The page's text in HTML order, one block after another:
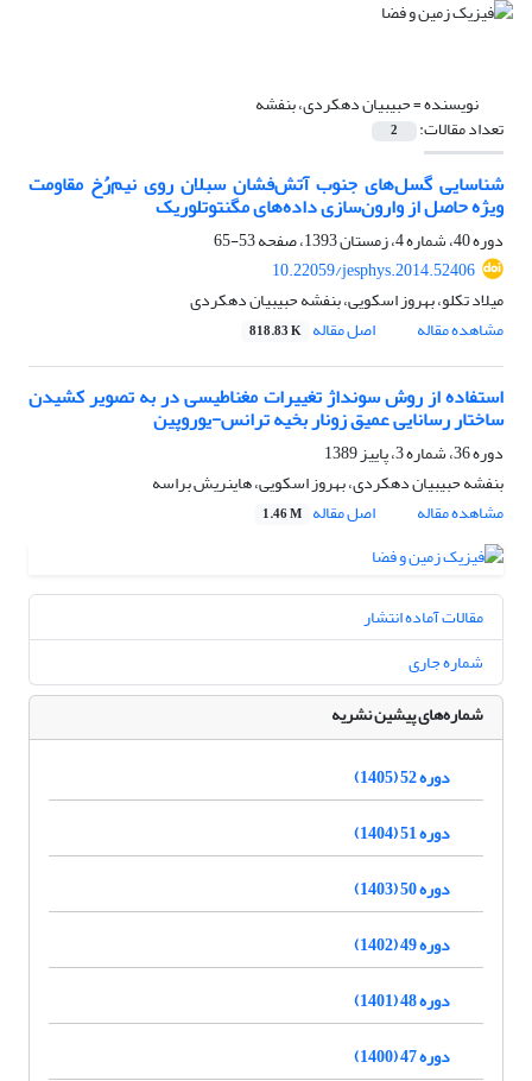
نویسنده =حبیبیان دهکردی، بنفشه
تعداد مقالات: 2
شناسایی گسل‌های جنوب آتش‌فشان سبلان روی نیم‌رُخ مقاومت
ویژه حاصل از وارون‌سازی داده‌‌‌‌های مگنتوتلوریک
دوره 40، شماره 4، زمستان 1393، صفحه
53-65
10.22059/jesphys.2014.52406
میلاد تکلو، بهروز اسکویی، بنفشه حبیبیان دهکردی
مشاهده مقاله
اصل مقاله 818.83 K
استفاده از روش سونداژ تغییرات مغناطیسی در به تصویر کشیدن
ساختار رسانایی عمیق زونار بخیه ترانس-یوروپین
دوره 36، شماره 3، پاییز 1389
بنفشه حبیبیان دهکردی، بهروز اسکویی، هاینریش براسه
مشاهده مقاله
اصل مقاله 1.46 M
مقالات آماده انتشار
شماره جاری
شماره‌های پیشین نشریه
دوره 52 (1405)
دوره 51 (1404)
دوره 50 (1403)
دوره 49 (1402)
دوره 48 (1401)
دوره 47 (1400)